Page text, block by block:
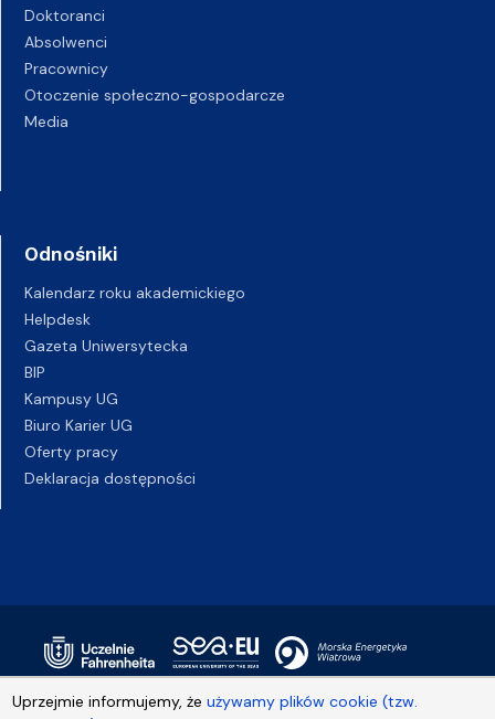
Uprzejmie informujemy, żeużywamy plików cookie (tzw.
Doktoranci
Absolwenci
Pracownicy
Otoczenie społeczno-gospodarcze
Media
Odnośniki
Kalendarz roku akademickiego
Helpdesk
Gazeta Uniwersytecka
BIP
Kampusy UG
Biuro Karier UG
Oferty pracy
Deklaracja dostępności